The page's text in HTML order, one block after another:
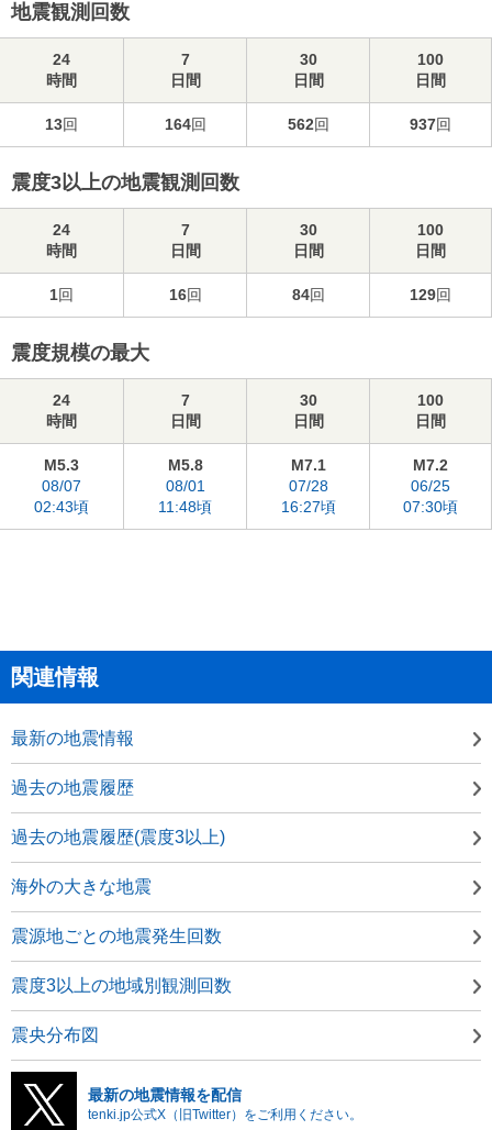
地震観測回数
24
時間
7
日間
30
日間
100
日間
13回 164回 562回 937回
震度3以上の地震観測回数
24
時間
7
日間
30
日間
100
日間
1回 16回 84回 129回
震度規模の最大
24
時間
7
日間
30
日間
100
日間
M5.3
08/07
02:43頃
M5.8
08/01
11:48頃
M7.1
07/28
16:27頃
M7.2
06/25
07:30頃
関連情報
最新の地震情報
過去の地震履歴
過去の地震履歴(震度3以上)
海外の大きな地震
震源地ごとの地震発生回数
震度3以上の地域別観測回数
震央分布図
最新の地震情報を配信
tenki.jp公式X（旧Twitter）をご利用ください。